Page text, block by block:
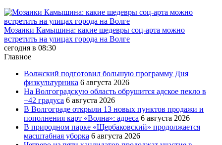
Мозаики Камышина: какие шедевры соц-арта можно
встретить на улицах города на Волге
сегодня в 08:30
Главное
Волжский подготовил большую программу Дня
физкультурника 6 августа 2026
На Волгоградскую область обрушится адское пекло в
+42 градуса 6 августа 2026
В Волгограде открыли 13 новых пунктов продажи и
пополнения карт «Волна»: адреса 6 августа 2026
В природном парке «Щербаковский» продолжается
масштабная уборка 6 августа 2026